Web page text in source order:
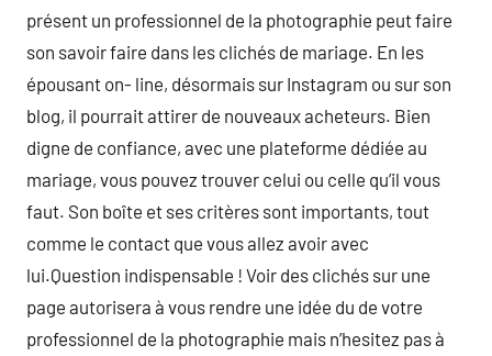
présent un professionnel de la photographie peut faire
son savoir faire dans les clichés de mariage. En les
épousant on- line, désormais sur Instagram ou sur son
blog, il pourrait attirer de nouveaux acheteurs. Bien
digne de confiance, avec une plateforme dédiée au
mariage, vous pouvez trouver celui ou celle qu’il vous
faut. Son boîte et ses critères sont importants, tout
comme le contact que vous allez avoir avec
lui.Question indispensable ! Voir des clichés sur une
page autorisera à vous rendre une idée du de votre
professionnel de la photographie mais n’hesitez pas à